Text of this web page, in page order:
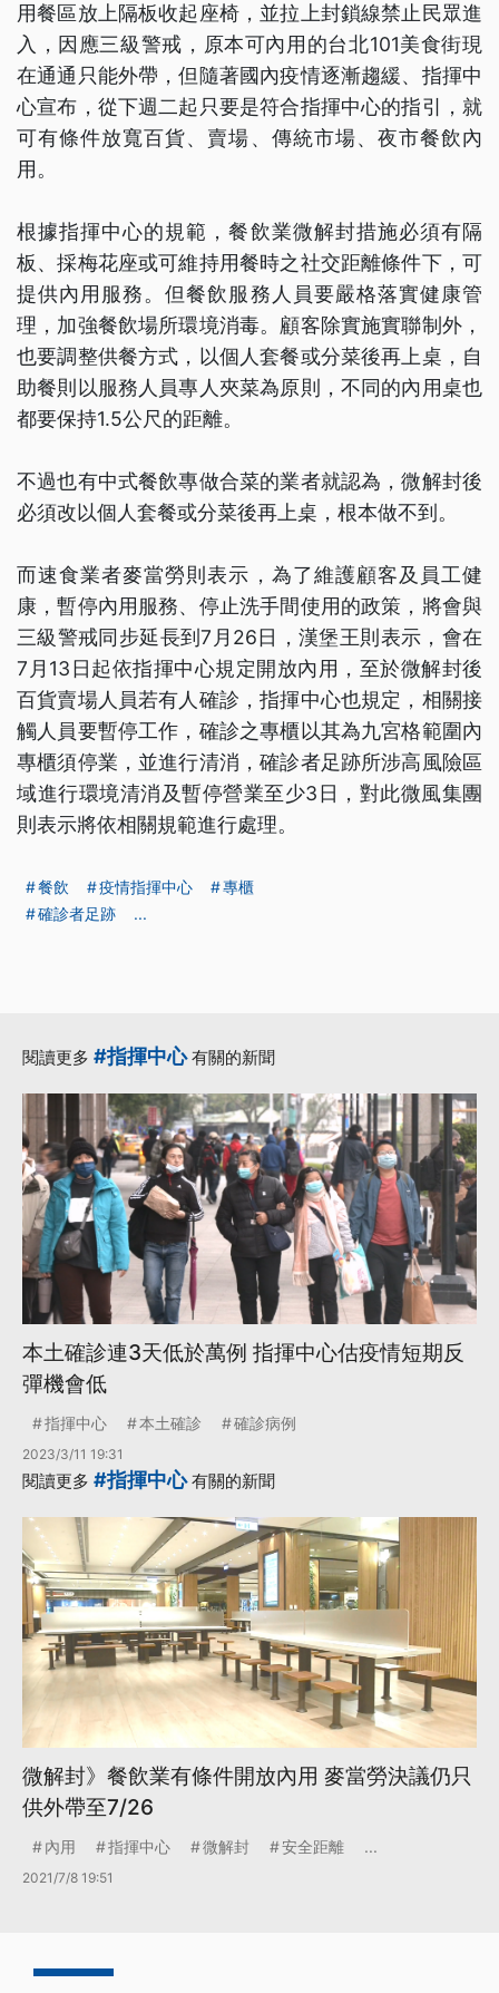
用餐區放上隔板收起座椅，並拉上封鎖線禁止民眾進
入，因應三級警戒，原本可內用的台北101美食街現
在通通只能外帶，但隨著國內疫情逐漸趨緩、指揮中
心宣布，從下週二起只要是符合指揮中心的指引，就
可有條件放寬百貨、賣場、傳統市場、夜市餐飲內
用。
根據指揮中心的規範，餐飲業微解封措施必須有隔
板、採梅花座或可維持用餐時之社交距離條件下，可
提供內用服務。但餐飲服務人員要嚴格落實健康管
理，加強餐飲場所環境消毒。顧客除實施實聯制外，
也要調整供餐方式，以個人套餐或分菜後再上桌，自
助餐則以服務人員專人夾菜為原則，不同的內用桌也
都要保持1.5公尺的距離。
不過也有中式餐飲專做合菜的業者就認為，微解封後
必須改以個人套餐或分菜後再上桌，根本做不到。
而速食業者麥當勞則表示，為了維護顧客及員工健
康，暫停內用服務、停止洗手間使用的政策，將會與
三級警戒同步延長到7月26日，漢堡王則表示，會在
7月13日起依指揮中心規定開放內用，至於微解封後
百貨賣場人員若有人確診，指揮中心也規定，相關接
觸人員要暫停工作，確診之專櫃以其為九宮格範圍內
專櫃須停業，並進行清消，確診者足跡所涉高風險區
域進行環境清消及暫停營業至少3日，對此微風集團
則表示將依相關規範進行處理。
餐飲 疫情指揮中心
專櫃
確診者足跡
...
閱讀更多 #指揮中心有關的新聞
本土確診連3天低於萬例 指揮中心估疫情短期反
彈機會低
指揮中心 本土確診 確診病例
2023/3/11 19:31
閱讀更多 #指揮中心有關的新聞
微解封》餐飲業有條件開放內用 麥當勞決議仍只
供外帶至7/26
內用 指揮中心 微解封 安全距離 ...
2021/7/8 19:51